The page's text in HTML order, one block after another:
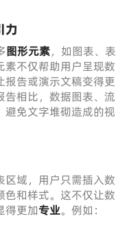
力
图形元素，如图表、表
不仅帮助用户呈现数
告或演示文稿变得更
告相比，数据图表、流
免文字堆砌造成的视
区域，用户只需插入数
和样式。这不仅让数
得更加专业。例如：